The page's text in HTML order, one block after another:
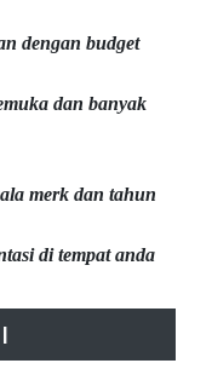
dengan budget
dan banyak
merk dan tahun
di tempat anda